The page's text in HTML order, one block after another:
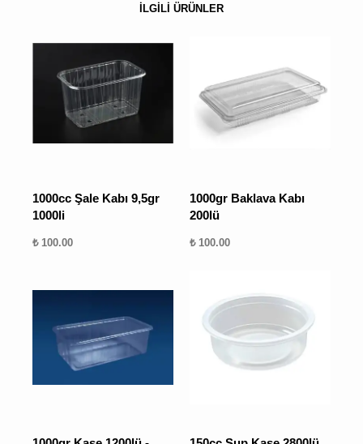
İLGİLİ ÜRÜNLER
1000cc Şale Kabı 9,5gr
1000li
₺ 100.00
1000gr Baklava Kabı
200lü
₺ 100.00